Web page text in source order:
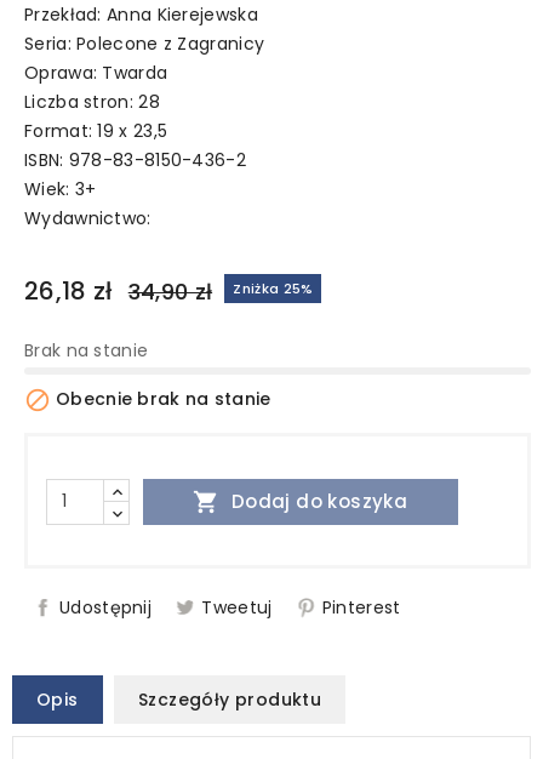
Przekład: Anna Kierejewska
Seria: Polecone z Zagranicy
Oprawa: Twarda
Liczba stron: 28
Format: 19 x 23,5
ISBN: 978-83-8150-436-2
Wiek: 3+
Wydawnictwo:
26,18 zł 34,90 zł Zniżka 25%
Brak na stanie
 Obecnie brak na stanie
 Dodaj do koszyka
Udostępnij Tweetuj Pinterest
Opis Szczegóły produktu